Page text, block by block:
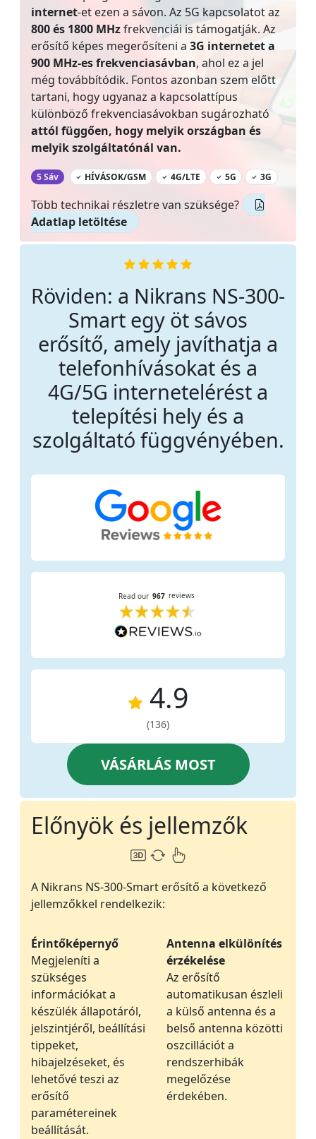
internet-et ezen a sávon. Az 5G kapcsolatot az
800 és 1800 MHzfrekvenciái is támogatják. Az
erősítő képes megerősíteni a 3G internetet a
900 MHz-es frekvenciasávban, ahol ez a jel
még továbbítódik. Fontos azonban szem előtt
tartani, hogy ugyanaz a kapcsolattípus
különböző frekvenciasávokban sugározható
attól függően, hogy melyik országban és
melyik szolgáltatónál van.
5 Sáv ‌ HÍVÁSOK/GSM 4G/LTE 5G 3G
Több technikai részletre van szüksége?
Adatlap letöltése
Röviden: a Nikrans NS-300-
Smart egy öt sávos
erősítő, amely javíthatja a
telefonhívásokat és a
4G/5G internetelérést a
telepítési hely és a
szolgáltató függvényében.
4.9
(136)
VÁSÁRLÁS MOST
Előnyök és jellemzők
A Nikrans NS-300-Smart erősítő a következő
jellemzőkkel rendelkezik:
Érintőképernyő
Megjeleníti a
szükséges
információkat a
készülék állapotáról,
jelszintjéről, beállítási
tippeket,
hibajelzéseket, és
lehetővé teszi az
erősítő
paramétereinek
beállítását.
Antenna elkülönítés
érzékelése
Az erősítő
automatikusan észleli
a külső antenna és a
belső antenna közötti
oszcillációt a
rendszerhibák
megelőzése
érdekében.